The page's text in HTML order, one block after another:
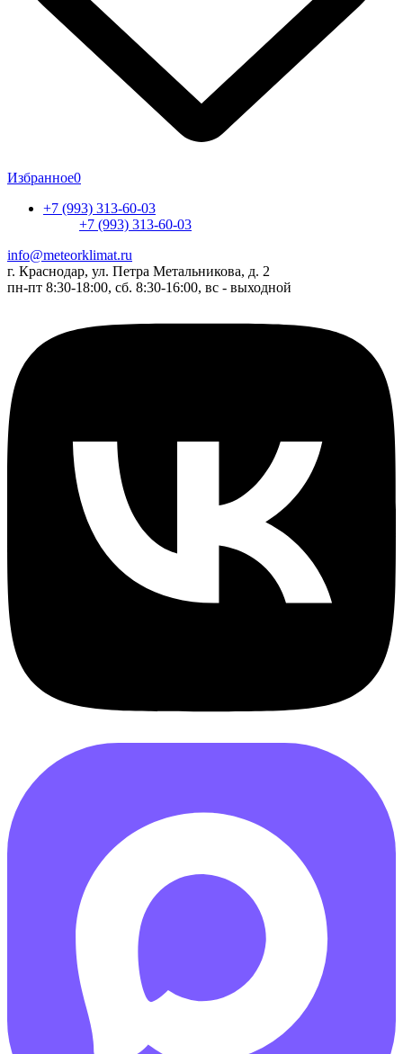
Избранное0
+7 (993) 313-60-03
+7 (993) 313-60-03
info@meteorklimat.ru
г. Краснодар, ул. Петра Метальникова, д. 2
пн-пт 8:30-18:00, сб. 8:30-16:00, вс - выходной